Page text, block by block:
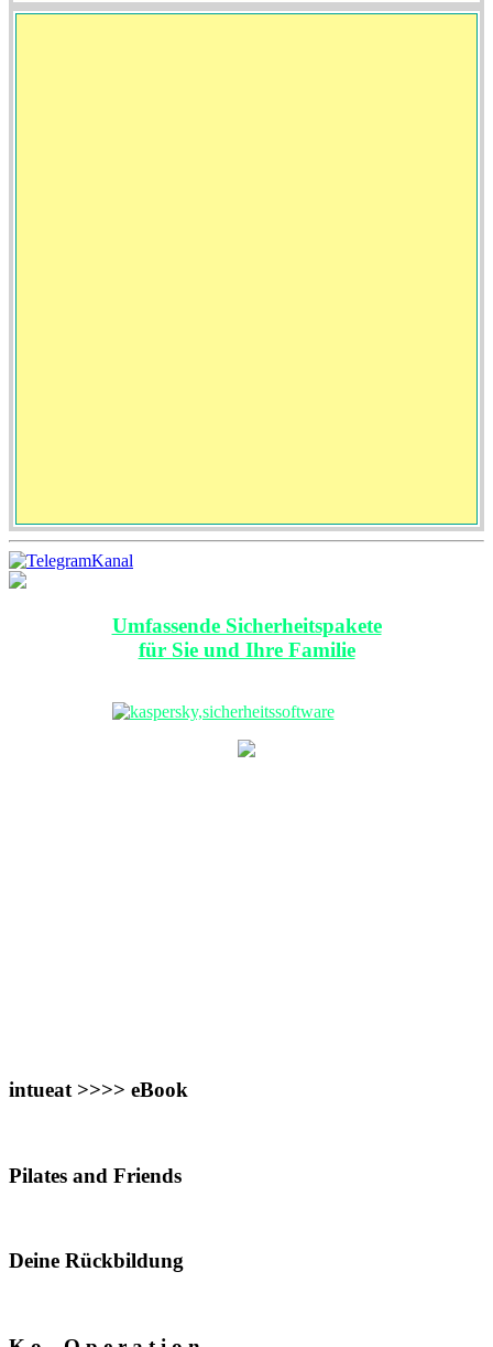
Umfassende Sicherheitspakete
für Sie und Ihre Familie
intueat >>>> eBook
Pilates and Friends
Deine Rückbildung